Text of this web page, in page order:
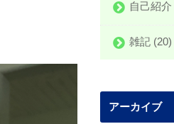
自己紹介
雑記 (20)
アーカイブ